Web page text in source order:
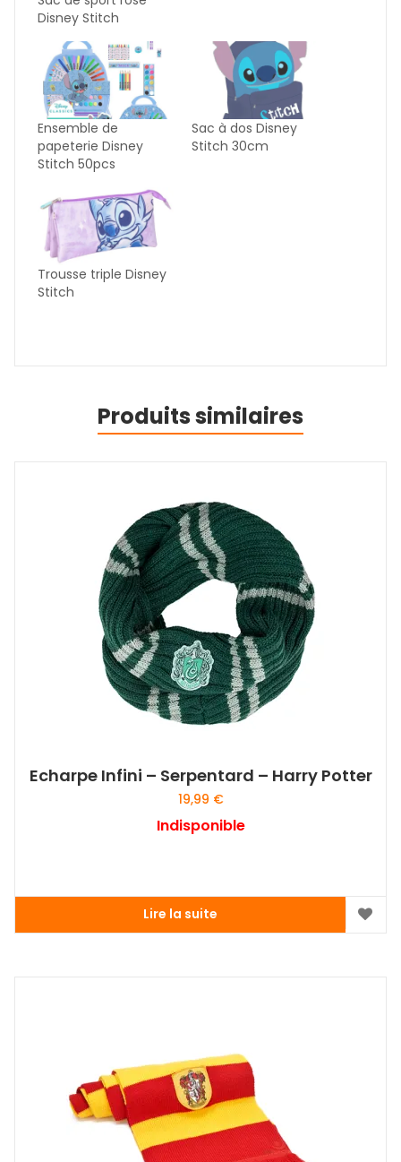
Disney Stitch
Ensemble de
papeterie Disney
Stitch 50pcs
Sac à dos Disney
Stitch 30cm
Trousse triple Disney
Stitch
Produits similaires
Echarpe Infini – Serpentard – Harry Potter
19,99 €
Indisponible
Lire la suite